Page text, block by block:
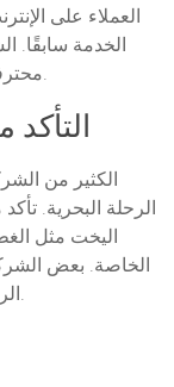
العملاء على
الخدمة سابقًا.
محترفة، ويخوت عالية الجودة، وتجربة آمنة ومريحة.
3.
الكثير من
الرحلة البحرية.
اليخت مثل
الخاصة. بعض
الرحلة. هذه الخدمات قد تجعل تجربتك أكثر تميزًا.